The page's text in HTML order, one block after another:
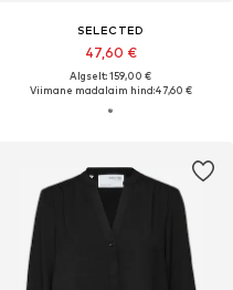
SELECTED
47,60 €
Algselt: 159,00 €
Viimane madalaim hind:47,60 €